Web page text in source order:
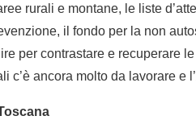
rurali e montane, le liste
il fondo per la non
per contrastare e recuperare
c’è ancora molto da lavorare e